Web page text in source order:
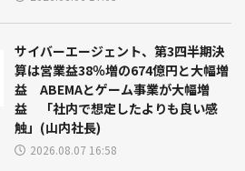
サイバーエージェント、第3四半期決
算は営業益38％増の674億円と大幅増
益 ABEMAとゲーム事業が大幅増
益 「社内で想定したよりも良い感
触」(山内社長)
2026.08.07 16:58